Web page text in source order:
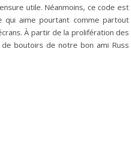
utile. Néanmoins, ce code est
qui aime pourtant comme partout
À partir de la prolifération des
boutoirs de notre bon ami Russ